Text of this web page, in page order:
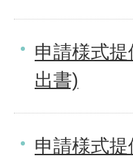
申請様式
出書)
申請様式